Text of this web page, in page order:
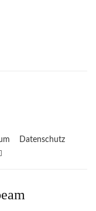
Datenschutz